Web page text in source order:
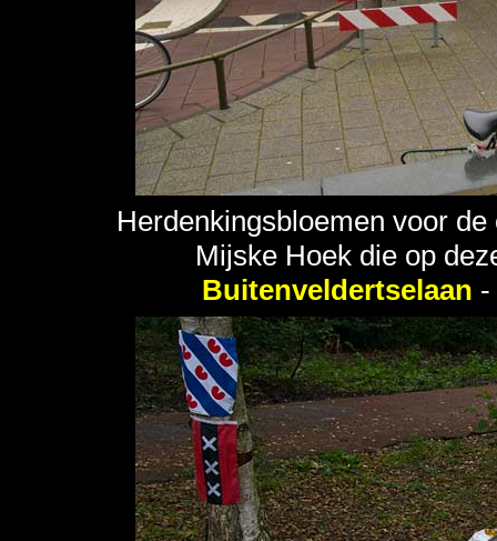
Herdenkingsbloemen voor
Mijske Hoek die op
Buitenveldertselaan -